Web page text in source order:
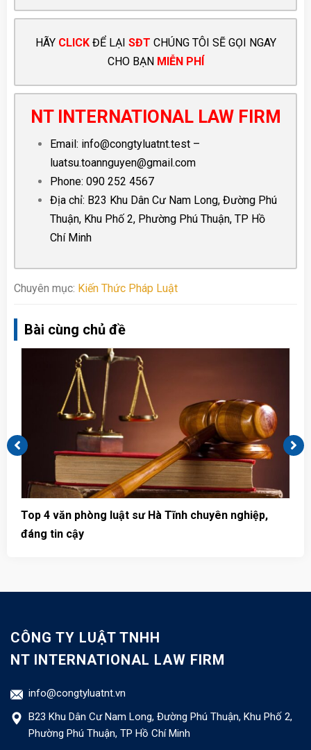
HÃY CLICKĐỂ LẠI SĐT CHÚNG TÔI SẼ GỌI NGAY
CHO BẠN MIỄN PHÍ
NT INTERNATIONAL LAW FIRM
Email: info@congtyluatnt.test –
luatsu.toannguyen@gmail.com
Phone: 090 252 4567
Địa chỉ: B23 Khu Dân Cư Nam Long, Đường Phú
Thuận, Khu Phố 2, Phường Phú Thuận, TP Hồ
Chí Minh
Chuyên mục: Kiến Thức Pháp Luật
Bài cùng chủ đề
Top 4 văn phòng luật sư Hà Tĩnh chuyên nghiệp,
đáng tin cậy
CÔNG TY LUẬT TNHH
NT INTERNATIONAL LAW FIRM
info@congtyluatnt.vn
B23 Khu Dân Cư Nam Long, Đường Phú Thuận, Khu Phố 2,
Phường Phú Thuận, TP Hồ Chí Minh